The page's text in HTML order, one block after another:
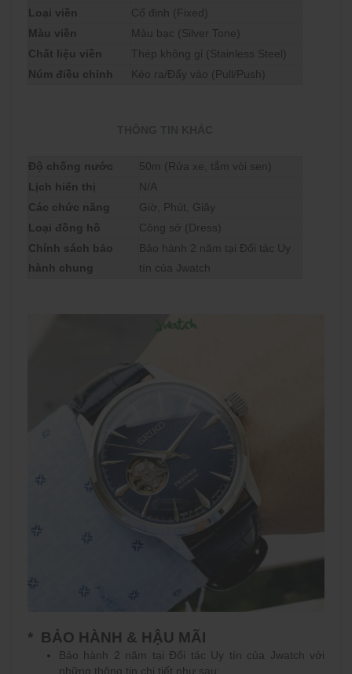
Loại viền
Cố định (Fixed)
Màu viền
Màu bạc (Silver Tone)
Chất liệu viền
Thép không gỉ (Stainless Steel)
Núm điều chỉnh
Kéo ra/Đẩy vào (Pull/Push)
Độ chống nước
50m (Rửa xe, tắm vòi sen)
Lịch hiển thị
N/A
Các chức năng
Giờ, Phút, Giây
Loại đồng hồ
Công sở (Dress)
Chính sách bảo
hành chung
Bảo hành 2 năm tại Đối tác Uy
tín của Jwatch
* BẢO HÀNH & HẬU MÃI
Bảo hành 2 năm tại Đối tác Uy tín của Jwatch với
những thông tin chi tiết như sau: